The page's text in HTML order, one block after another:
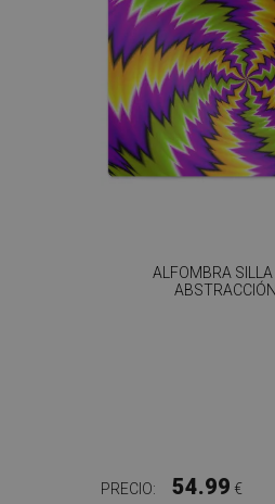
ALFOMBRA
PRECIO: 54.99 €